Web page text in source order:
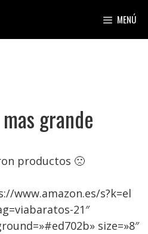
MENÚ
grande
productos 🙁
www.amazon.es/s?k=el
21″
size=»8″